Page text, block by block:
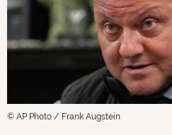
© AP Photo / Frank Augstein